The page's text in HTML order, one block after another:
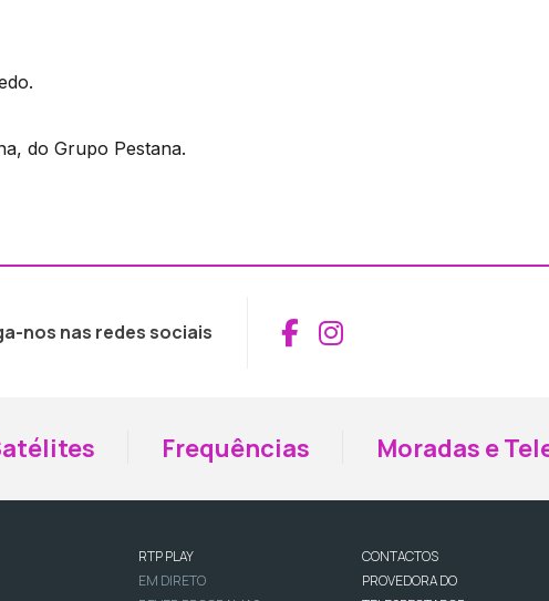
do Grupo Pestana.
nos nas redes sociais Aceder ao
Aceder ao
Frequências Moradas e
RTP PLAY
EM DIRETO
CONTACTOS
PROVEDORA DO